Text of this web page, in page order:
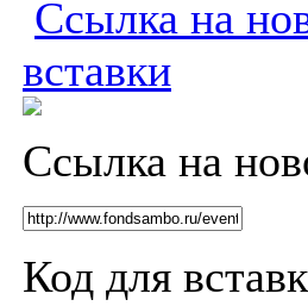
Ссылка на
вставки
Ссылка на
Код для